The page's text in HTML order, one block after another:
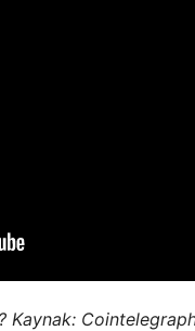
Kaynak: